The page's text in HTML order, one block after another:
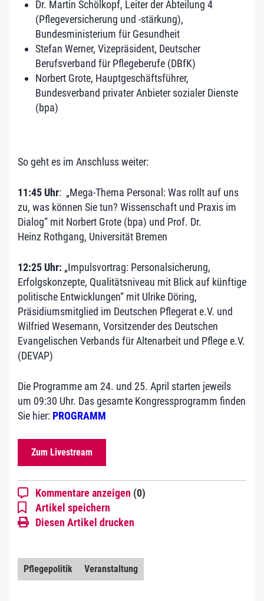
Dr. Martin Schölkopf, Leiter der Abteilung 4
(Pflegeversicherung und -stärkung),
Bundesministerium für Gesundheit
Stefan Werner, Vizepräsident, Deutscher
Berufsverband für Pflegeberufe (DBfK)
Norbert Grote, Hauptgeschäftsführer,
Bundesverband privater Anbieter sozialer Dienste
(bpa)
So geht es im Anschluss weiter:
11:45 Uhr: „Mega-Thema Personal: Was rollt auf uns
zu, was können Sie tun? Wissenschaft und Praxis im
Dialog“ mit Norbert Grote (bpa) und Prof. Dr.
Heinz Rothgang, Universität Bremen
12:25 Uhr: „Impulsvortrag: Personalsicherung,
Erfolgskonzepte, Qualitätsniveau mit Blick auf künftige
politische Entwicklungen“ mit Ulrike Döring,
Präsidiumsmitglied im Deutschen Pflegerat e.V. und
Wilfried Wesemann, Vorsitzender des Deutschen
Evangelischen Verbands für Altenarbeit und Pflege e.V.
(DEVAP)
Die Programme am 24. und 25. April starten jeweils
um 09:30 Uhr. Das gesamte Kongressprogramm finden
Sie hier: PROGRAMM
Zum Livestream
Kommentare anzeigen (0)
Artikel speichern
Diesen Artikel drucken
Pflegepolitik Veranstaltung